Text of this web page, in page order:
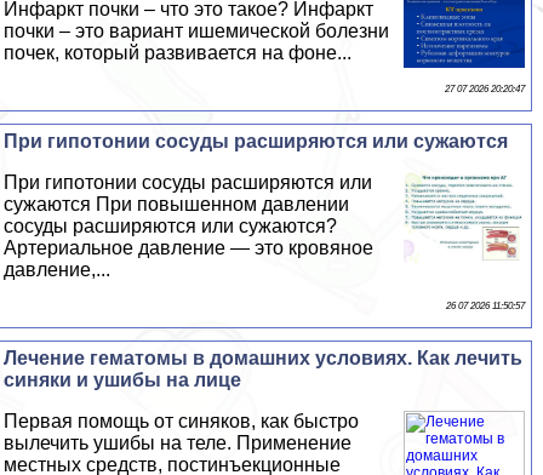
Инфаркт почки – что это такое? Инфаркт
почки – это вариант ишемической болезни
почек, который развивается на фоне...
27 07 2026 20:20:47
При гипотонии сосуды расширяются или сужаются
При гипотонии сосуды расширяются или
сужаются При повышенном давлении
сосуды расширяются или сужаются?
Артериальное давление — это кровяное
давление,...
26 07 2026 11:50:57
Лечение гематомы в домашних условиях. Как лечить
синяки и ушибы на лице
Первая помощь от синяков, как быстро
вылечить ушибы на теле. Применение
местных средств, постинъекционные